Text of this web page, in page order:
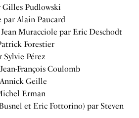
Gilles Pudlowski
Alain Paucard
Muracciole par Eric Deschodt
Forestier
Pérez
François Coulomb
Geille
Erman
et Eric Fottorino) par Steven